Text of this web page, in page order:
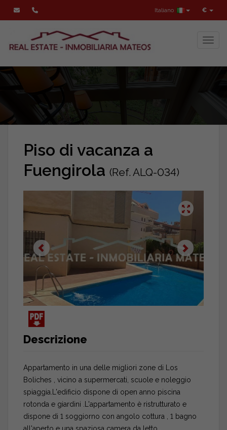
€
Italiano
Piso di vacanza a
Fuengirola (Ref. ALQ-034)
Descrizione
Appartamento in una delle migliori zone di Los
Boliches , vicino a supermercati, scuole e noleggio
spiaggia.L'edificio dispone di open anno piscina
rotonda e giardini .L'appartamento è ristrutturato e
dispone di 1 soggiorno con angolo cottura , 1 bagno
all'aperto e una spaziosa camera da letto .